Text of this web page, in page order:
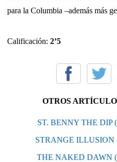
para la Columbia –además más
Calificación: 2’5
OTROS
ST. BENNY THE DIP
STRANGE ILLUSION
THE NAKED DAWN